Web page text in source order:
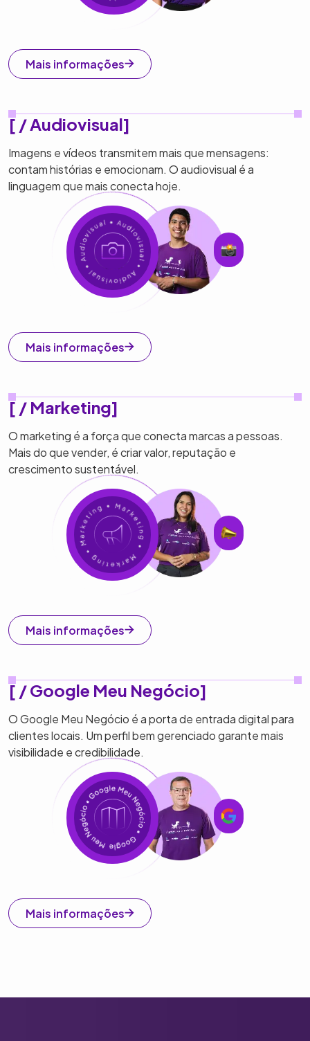
Mais informações
[ / Audiovisual]
Imagens e vídeos transmitem mais que mensagens:
contam histórias e emocionam. O audiovisual é a
linguagem que mais conecta hoje.
Mais informações
[ / Marketing]
O marketing é a força que conecta marcas a pessoas.
Mais do que vender, é criar valor, reputação e
crescimento sustentável.
Mais informações
[ / Google Meu Negócio]
O Google Meu Negócio é a porta de entrada digital para
clientes locais. Um perfil bem gerenciado garante mais
visibilidade e credibilidade.
Mais informações